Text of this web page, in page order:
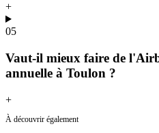
+
05
Vaut-il mieux faire de
annuelle à Toulon ?
+
À découvrir également